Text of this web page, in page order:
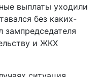
выплаты уходили
без каких-
и ЖКХ